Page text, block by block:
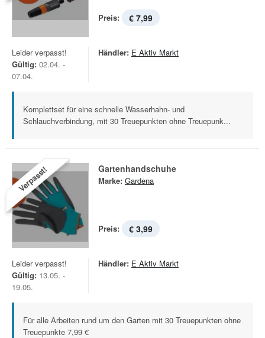
Preis: € 7,99
Leider verpasst!
Gültig: 02.04. -
07.04.
Händler: E Aktiv Markt
Komplettset für eine schnelle Wasserhahn- und
Schlauchverbindung, mit 30 Treuepunkten ohne Treuepunk...
Verpasst! Gartenhandschuhe
Marke: Gardena
Preis: € 3,99
Leider verpasst!
Gültig: 13.05. -
19.05.
Händler: E Aktiv Markt
Für alle Arbeiten rund um den Garten mit 30 Treuepunkten ohne
Treuepunkte 7,99 €